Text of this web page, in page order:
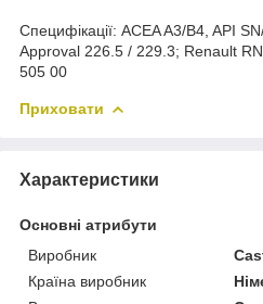
Специфікації: ACEA A3/B4, API
Approval 226.5 / 229.3; Renault
505 00
Приховати
Характеристики
Основні атрибути
Виробник
Країна виробник